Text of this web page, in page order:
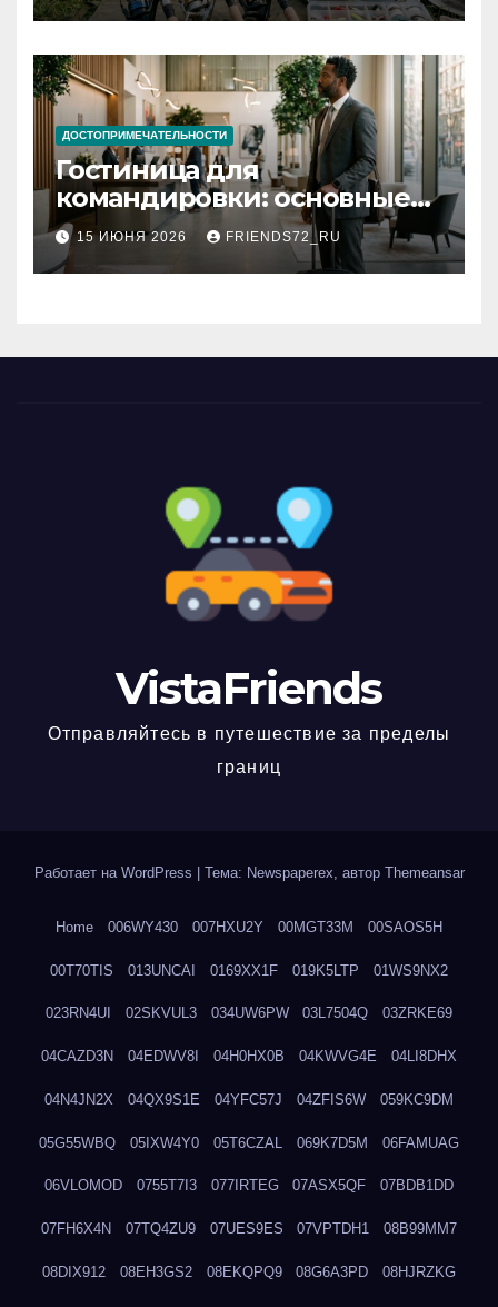
ДОСТОПРИМЕЧАТЕЛЬНОСТИ
Гостиница для
командировки: основные
критерии выбора
15 ИЮНЯ 2026 FRIENDS72_RU
VistaFriends
Отправляйтесь в путешествие за пределы
границ
Работает на WordPress Тема: Newspaperex, автор Themeansar
Home 006WY430 007HXU2Y 00MGT33M 00SAOS5H
00T70TIS 013UNCAI 0169XX1F 019K5LTP 01WS9NX2
023RN4UI 02SKVUL3 034UW6PW 03L7504Q 03ZRKE69
04CAZD3N 04EDWV8I 04H0HX0B 04KWVG4E 04LI8DHX
04N4JN2X 04QX9S1E 04YFC57J 04ZFIS6W 059KC9DM
05G55WBQ 05IXW4Y0 05T6CZAL 069K7D5M 06FAMUAG
06VLOMOD 0755T7I3 077IRTEG 07ASX5QF 07BDB1DD
07FH6X4N 07TQ4ZU9 07UES9ES 07VPTDH1 08B99MM7
08DIX912 08EH3GS2 08EKQPQ9 08G6A3PD 08HJRZKG